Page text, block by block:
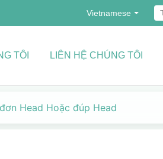
Vietnamese
TÔI LIÊN HỆ CHÚNG TÔI
Head Hoặc đúp Head